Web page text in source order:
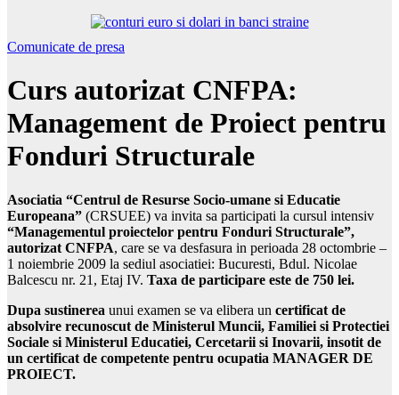
Comunicate de presa
Curs autorizat CNFPA:
Management de Proiect pentru
Fonduri Structurale
Asociatia “Centrul de Resurse Socio-umane si Educatie
Europeana” (CRSUEE) va invita sa participati la cursul intensiv
“Managementul proiectelor pentru Fonduri Structurale”,
autorizat CNFPA, care se va desfasura in perioada 28 octombrie –
1 noiembrie 2009 la sediul asociatiei: Bucuresti, Bdul. Nicolae
Balcescu nr. 21, Etaj IV. Taxa de participare este de 750 lei.
Dupa sustinerea unui examen se va elibera un certificat de
absolvire recunoscut de Ministerul Muncii, Familiei si Protectiei
Sociale si Ministerul Educatiei, Cercetarii si Inovarii, insotit de
un certificat de competente pentru ocupatia MANAGER DE
PROIECT.